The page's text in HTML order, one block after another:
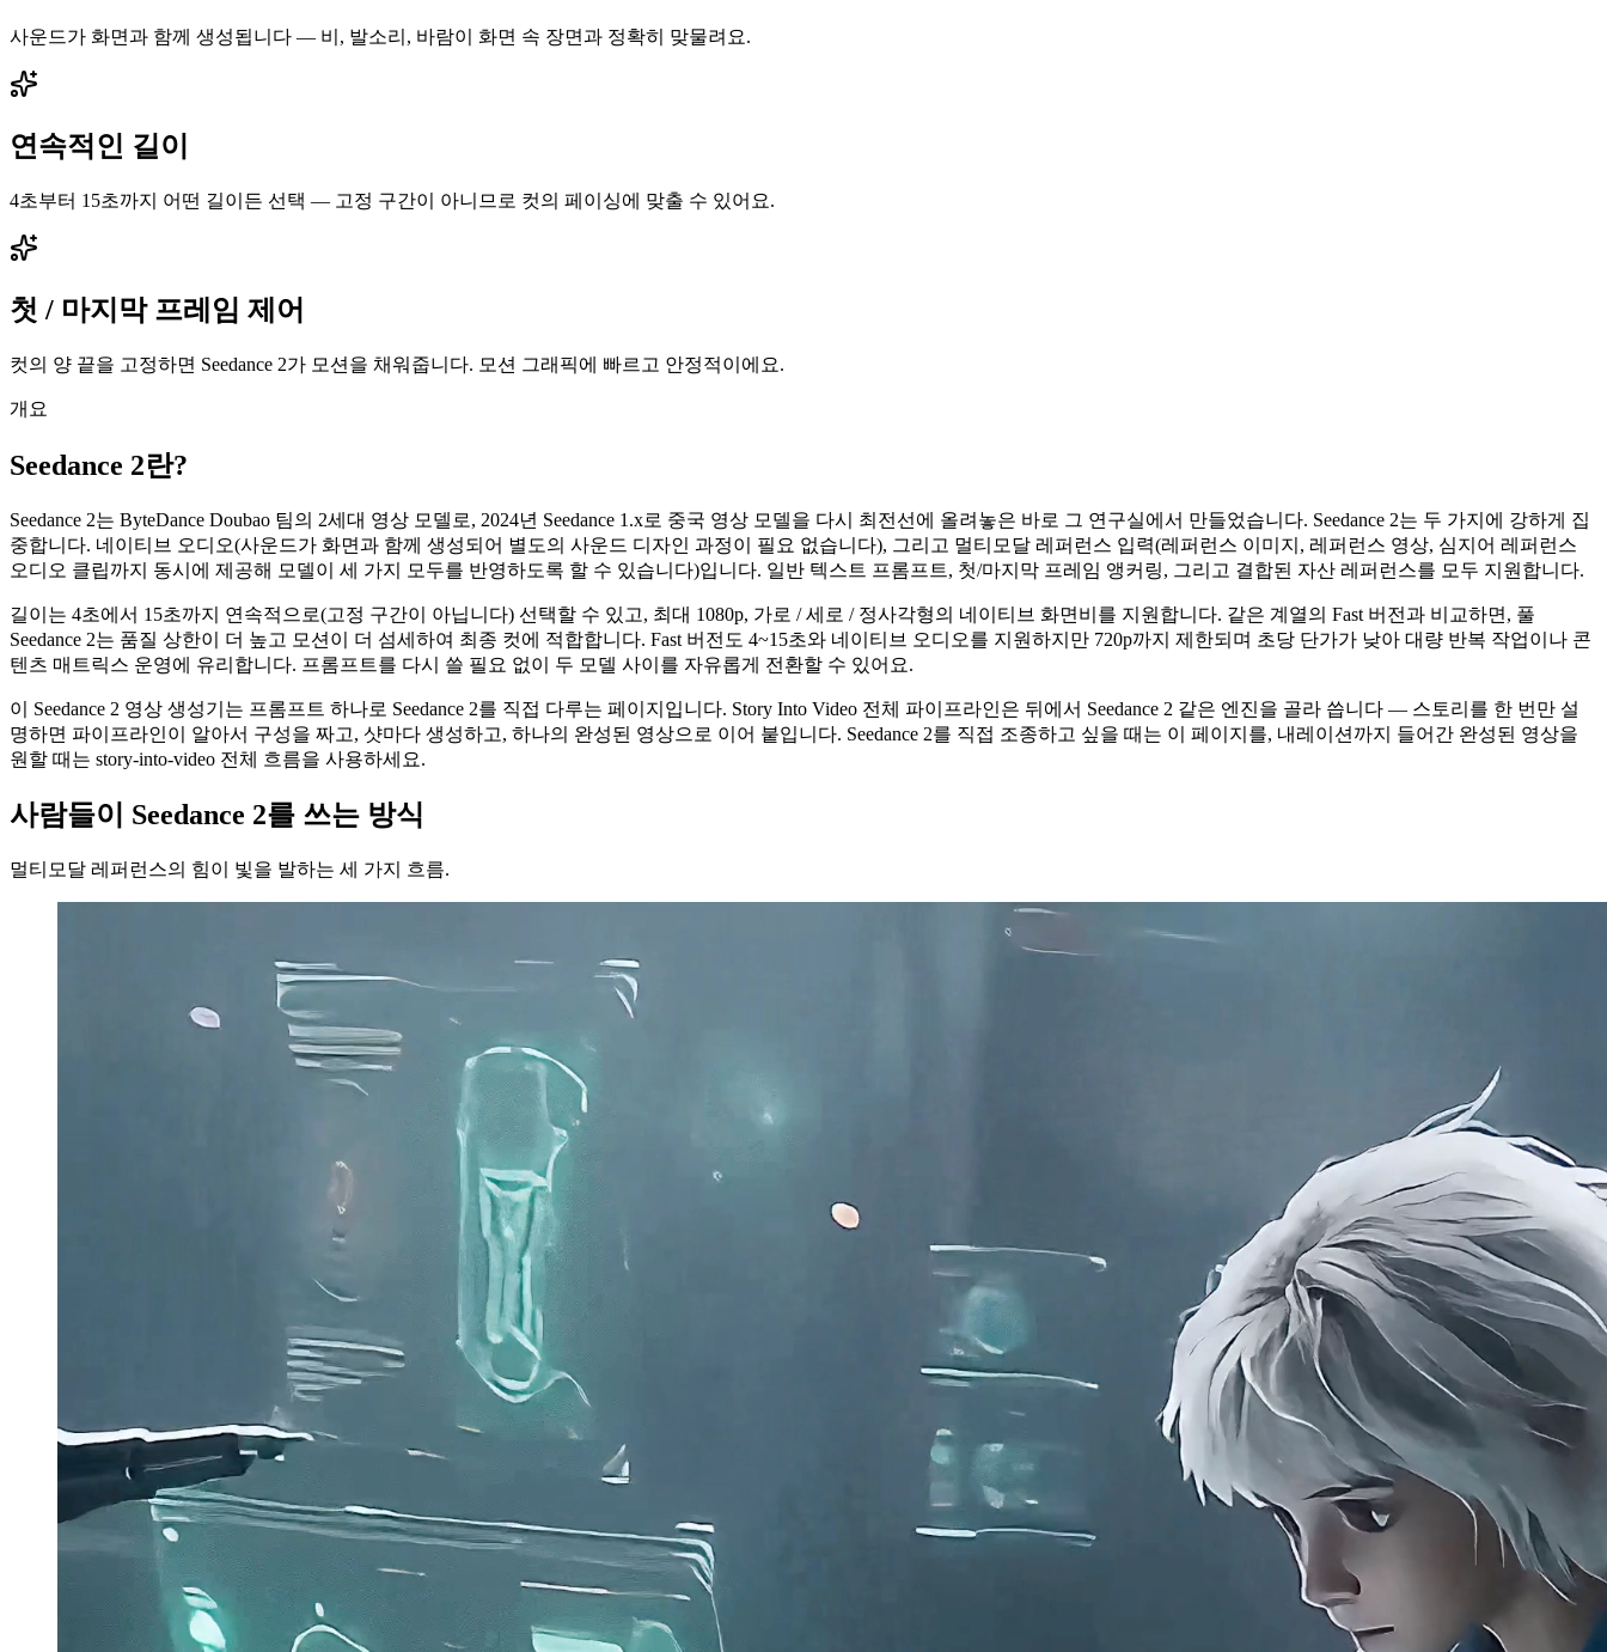
사운드가 화면과 함께 생성됩니다 — 비, 발소리, 바람이 화면 속 장면과 정확히 맞물려요.
연속적인 길이
4초부터 15초까지 어떤 길이든 선택 — 고정 구간이 아니므로 컷의 페이싱에 맞출 수 있어요.
첫 / 마지막 프레임 제어
컷의 양 끝을 고정하면 Seedance 2가 모션을 채워줍니다. 모션 그래픽에 빠르고 안정적이에요.
개요
Seedance 2란?
Seedance 2는 ByteDance Doubao 팀의 2세대 영상 모델로, 2024년 Seedance 1.x로 중국 영상 모델을 다시 최전선에 올려놓은 바로 그 연구실에서 만들었습니다. Seedance 2는 두 가지에 강하게 집
중합니다. 네이티브 오디오(사운드가 화면과 함께 생성되어 별도의 사운드 디자인 과정이 필요 없습니다), 그리고 멀티모달 레퍼런스 입력(레퍼런스 이미지, 레퍼런스 영상, 심지어 레퍼런스
오디오 클립까지 동시에 제공해 모델이 세 가지 모두를 반영하도록 할 수 있습니다)입니다. 일반 텍스트 프롬프트, 첫/마지막 프레임 앵커링, 그리고 결합된 자산 레퍼런스를 모두 지원합니다.
길이는 4초에서 15초까지 연속적으로(고정 구간이 아닙니다) 선택할 수 있고, 최대 1080p, 가로 / 세로 / 정사각형의 네이티브 화면비를 지원합니다. 같은 계열의 Fast 버전과 비교하면, 풀
Seedance 2는 품질 상한이 더 높고 모션이 더 섬세하여 최종 컷에 적합합니다. Fast 버전도 4~15초와 네이티브 오디오를 지원하지만 720p까지 제한되며 초당 단가가 낮아 대량 반복 작업이나 콘
텐츠 매트릭스 운영에 유리합니다. 프롬프트를 다시 쓸 필요 없이 두 모델 사이를 자유롭게 전환할 수 있어요.
이 Seedance 2 영상 생성기는 프롬프트 하나로 Seedance 2를 직접 다루는 페이지입니다. Story Into Video 전체 파이프라인은 뒤에서 Seedance 2 같은 엔진을 골라 씁니다 — 스토리를 한 번만 설
명하면 파이프라인이 알아서 구성을 짜고, 샷마다 생성하고, 하나의 완성된 영상으로 이어 붙입니다. Seedance 2를 직접 조종하고 싶을 때는 이 페이지를, 내레이션까지 들어간 완성된 영상을
원할 때는 story-into-video 전체 흐름을 사용하세요.
사람들이 Seedance 2를 쓰는 방식
멀티모달 레퍼런스의 힘이 빛을 발하는 세 가지 흐름.